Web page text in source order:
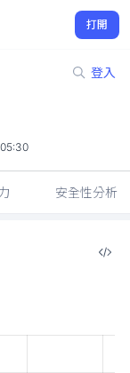
打開
登入
安全性分析